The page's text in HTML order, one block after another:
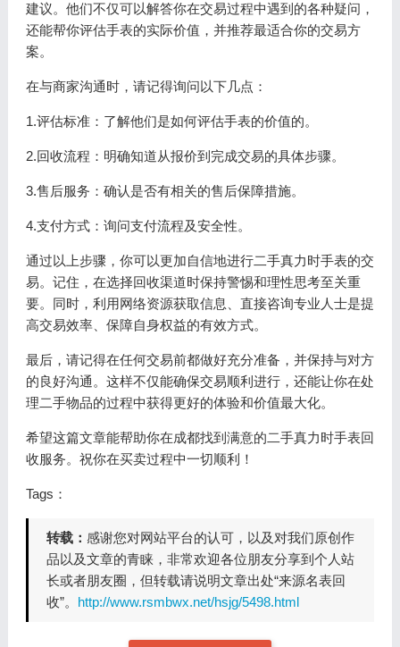
建议。他们不仅可以解答你在交易过程中遇到的各种疑问，
还能帮你评估手表的实际价值，并推荐最适合你的交易方
案。
在与商家沟通时，请记得询问以下几点：
1.评估标准：了解他们是如何评估手表的价值的。
2.回收流程：明确知道从报价到完成交易的具体步骤。
3.售后服务：确认是否有相关的售后保障措施。
4.支付方式：询问支付流程及安全性。
通过以上步骤，你可以更加自信地进行二手真力时手表的交
易。记住，在选择回收渠道时保持警惕和理性思考至关重
要。同时，利用网络资源获取信息、直接咨询专业人士是提
高交易效率、保障自身权益的有效方式。
最后，请记得在任何交易前都做好充分准备，并保持与对方
的良好沟通。这样不仅能确保交易顺利进行，还能让你在处
理二手物品的过程中获得更好的体验和价值最大化。
希望这篇文章能帮助你在成都找到满意的二手真力时手表回
收服务。祝你在买卖过程中一切顺利！
Tags：
转载： 感谢您对网站平台的认可，以及对我们原创作
品以及文章的青睐，非常欢迎各位朋友分享到个人站
长或者朋友圈，但转载请说明文章出处“来源名表回
收”。 http://www.rsmbwx.net/hsjg/5498.html